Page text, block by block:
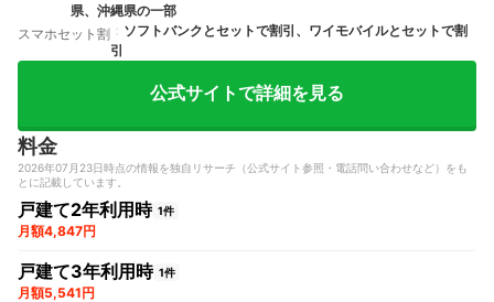
県、沖縄県の一部
スマホセット割
ソフトバンクとセットで割引、ワイモバイルとセットで割
引
公式サイトで詳細を見る
料金
2026年07月23日時点の情報を独自リサーチ（公式サイト参照・電話問い合わせなど）をも
とに記載しています。
戸建て2年利用時 1件
月額4,847円
戸建て3年利用時 1件
月額5,541円